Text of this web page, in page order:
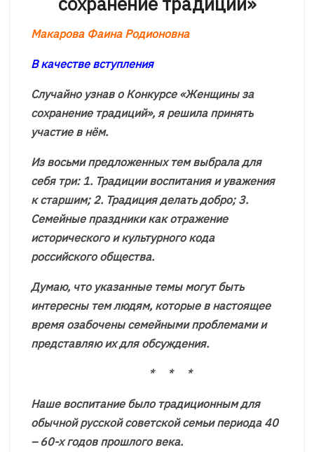
Макарова Фаина Родионовна
В качестве вступления
Случайно узнав о Конкурсе «Женщины за
сохранение традиций», я решила принять
участие в нём.
Из восьми предложенных тем выбрала для
себя три: 1. Традиции воспитания и уважения
к старшим; 2. Традиция делать добро; 3.
Семейные праздники как отражение
исторического и культурного кода
российского общества.
Думаю, что указанные темы могут быть
интересны тем людям, которые в настоящее
время озабочены семейными проблемами и
представляю их для обсуждения.
* * *
Наше воспитание было традиционным для
обычной русской советской семьи периода 40
– 60-х годов прошлого века.